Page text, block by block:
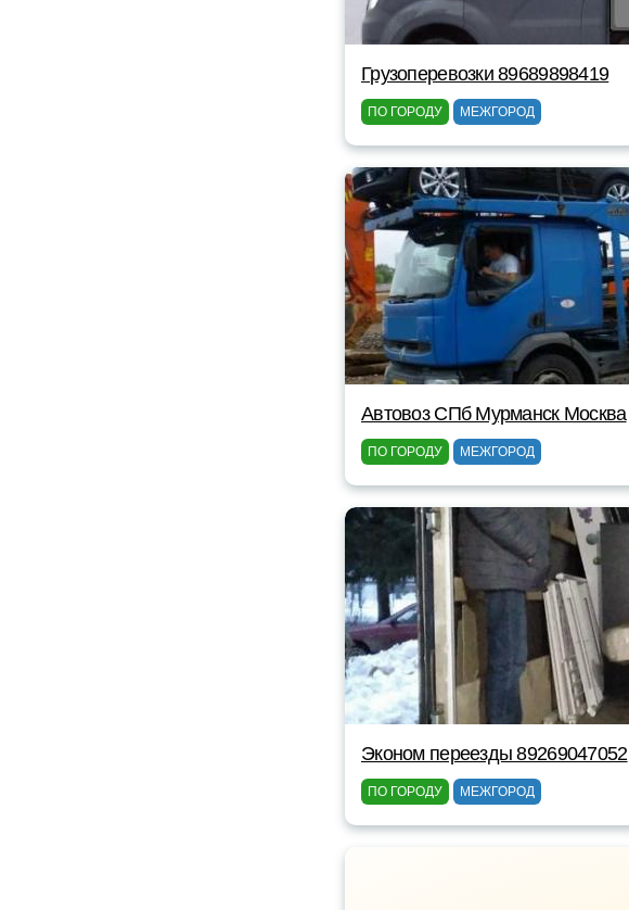
Грузоперевозки 89689898419
ПО ГОРОДУ МЕЖГОРОД
Автовоз СПб Мурманск Москва
ПО ГОРОДУ МЕЖГОРОД
Эконом переезды 89269047052
ПО ГОРОДУ МЕЖГОРОД